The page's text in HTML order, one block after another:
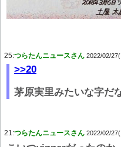
25:つらたんニュースさん 2022/02/
>>20
茅原実里みたいな字だ
21:つらたんニュースさん 2022/02/